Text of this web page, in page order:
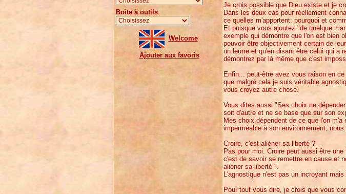
Boîte à outils
Welcome
Ajouter aux favoris
Je crois possible que Dieu existe et je
Dans les deux cas pour réellement
ce quelles m'apportent: pourquoi et
Et puisque vous ajoutez "de quelque
exemple qui démontre que l'on est bien
pouvoir être objectivement certain de
un leurre et qu'en disant être celui qui a
démontrez par là même que c'est
Enfin... peut-être avez vous raison en
que malgré cela je suis véritable
vous croyez autre chose.
Vous dites aussi "Ses choix ne
soit d'autre et ne se base que sur son
Mes choix dépendent de ce que l'on
imperméable à son environnement,
Croire, c'est aliéner sa liberté ?
Pas pour moi. Croire peut aussi être
c'est de savoir se remettre en cause et
aliéner sa liberté ".
L'agnostique n'est pas un incroyant
Pour tout vous dire, je crois que vous